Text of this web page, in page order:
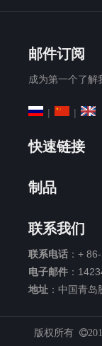
邮件订阅
成为第一个了解
| |
快速链接
制品
联系我们
联系电话 ：+
电子邮件 ：
地址 ：中国青
版权所有